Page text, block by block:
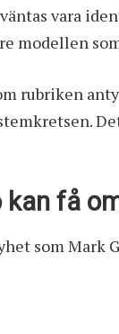
vara
modellen
rubriken
kan få
som Mark